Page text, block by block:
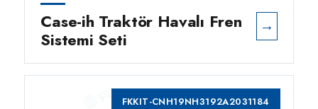
Case-ih Traktör Havalı Fren
Sistemi Seti
→
FKKIT-CNH19NH3192A2031184